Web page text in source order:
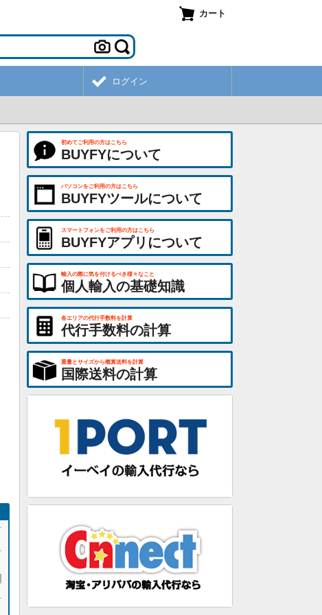
カート
ログイン
初めてご利用の方はこちら
BUYFYについて
パソコンをご利用の方はこちら
BUYFYツールについて
スマートフォンをご利用の方はこちら
BUYFYアプリについて
輸入の際に気を付けるべき様々なこと
個人輸入の基礎知識
各エリアの代行手数料を計算
代行手数料の計算
重量とサイズから概算送料を計算
国際送料の計算